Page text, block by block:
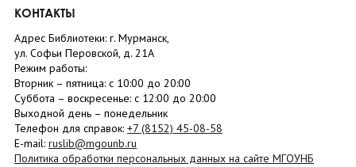
КОНТАКТЫ
Адрес Библиотеки: г. Мурманск,
ул. Софьи Перовской, д. 21А
Режим работы:
Вторник – пятница: с 10:00 до 20:00
Суббота – воскресенье: c 12:00 до 20:00
Выходной день – понедельник
Телефон для справок: +7 (8152) 45-08-58
E-mail: ruslib@mgounb.ru
Политика обработки персональных данных на сайте МГОУНБ